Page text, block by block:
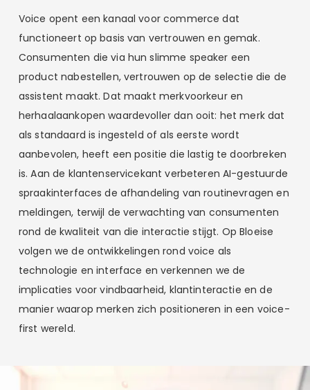
Voice opent een kanaal voor commerce dat
functioneert op basis van vertrouwen en gemak.
Consumenten die via hun slimme speaker een
product nabestellen, vertrouwen op de selectie die de
assistent maakt. Dat maakt merkvoorkeur en
herhaalaankopen waardevoller dan ooit: het merk dat
als standaard is ingesteld of als eerste wordt
aanbevolen, heeft een positie die lastig te doorbreken
is. Aan de klantenservicekant verbeteren AI-gestuurde
spraakinterfaces de afhandeling van routinevragen en
meldingen, terwijl de verwachting van consumenten
rond de kwaliteit van die interactie stijgt. Op Bloeise
volgen we de ontwikkelingen rond voice als
technologie en interface en verkennen we de
implicaties voor vindbaarheid, klantinteractie en de
manier waarop merken zich positioneren in een voice-
first wereld.